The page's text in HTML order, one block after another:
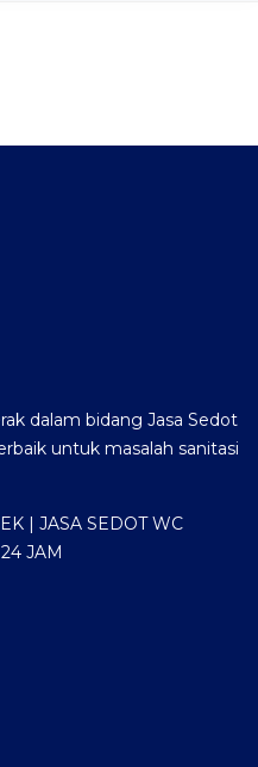
dalam bidang Jasa Sedot
untuk masalah sanitasi
| JASA SEDOT WC
JAM